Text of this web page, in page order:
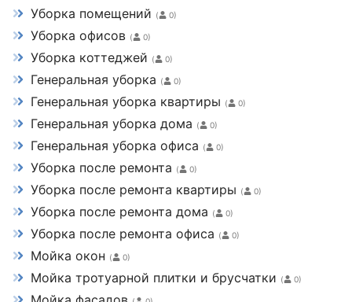
Уборка помещений ( 0)
Уборка офисов ( 0)
Уборка коттеджей ( 0)
Генеральная уборка ( 0)
Генеральная уборка квартиры ( 0)
Генеральная уборка дома ( 0)
Генеральная уборка офиса ( 0)
Уборка после ремонта ( 0)
Уборка после ремонта квартиры ( 0)
Уборка после ремонта дома ( 0)
Уборка после ремонта офиса ( 0)
Мойка окон ( 0)
Мойка тротуарной плитки и брусчатки ( 0)